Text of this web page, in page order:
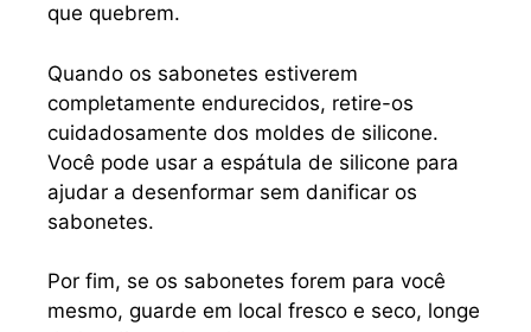
que quebrem.
Quando os sabonetes estiverem
completamente endurecidos, retire-os
cuidadosamente dos moldes de silicone.
Você pode usar a espátula de silicone para
ajudar a desenformar sem danificar os
sabonetes.
Por fim, se os sabonetes forem para você
mesmo, guarde em local fresco e seco, longe